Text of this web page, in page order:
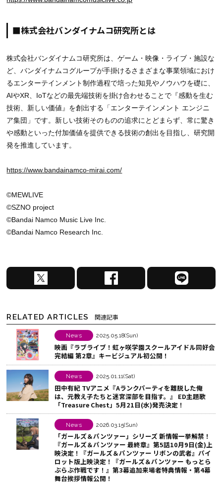
■株式会社バンダイナムコ研究所とは
株式会社バンダイナムコ研究所は、ゲーム・映像・ライブ・施設な
ど、バンダイナムコグループが手掛けるさまざまな事業領域におけ
るエンターテインメント制作過程で培った知見やノウハウを礎に、
AIやXR、IoTなどの最先端技術を掛け合わせることで『感動を生む
技術、新しい価値』を創出する「エンターテインメント エンジニ
ア集団」です。新しい技術そのものの追求にとどまらず、常に驚き
や感動といった付加価値を提供できる技術の創出を目指し、研究開
発を推進しています。
https://www.bandainamco-mirai.com/
©MEWLIVE
©SZNO project
©Bandai Namco Music Live Inc.
©Bandai Namco Research Inc.
X
で
ア
F
a
b
o
o
k
で
シ
ェ
ア
す
る
L
I
ェ
ア
る
RELATED ARTICLES 関連記事
News 2025.05.18(Sun)
映画『ラブライブ！虹ヶ咲学園スクールアイドル同好会
完結編 第2章』キービジュアル初公開！
News 2025.01.11(Sat)
田中有紀 TVアニメ『Aランクパーティを離脱した俺
は、元教え子たちと迷宮深部を目指す。』 ED主題歌
「Treasure Chest」5月21日(水)発売決定！
News 2026.03.15(Sun)
「ガールズ＆パンツァー」シリーズ 新情報一挙解禁！
『ガールズ＆パンツァー 最終章』第5話10月9日(金)上
映決定！『ガールズ＆パンツァー リボンの武者』パイ
ロット版上映決定！『ガールズ＆パンツァー もっとら
ぶらぶ作戦です！』第3幕追加来場者特典情報・第4幕
舞台挨拶情報公開！